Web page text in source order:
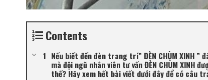
Contents
Nếu biết đến đèn trang trí” ĐÈN CHÙM XINH
mà đội ngũ nhân viên tư vấn ĐÈN CHÙM XINH
thế? Hãy xem hết bài viết dưới đây để có câu